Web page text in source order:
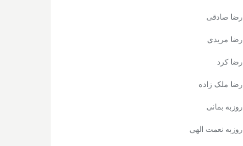
رضا صادقی
رضا مریدی
رضا کرد
رضا ملک زاده
روزبه بمانی
روزبه نعمت الهی